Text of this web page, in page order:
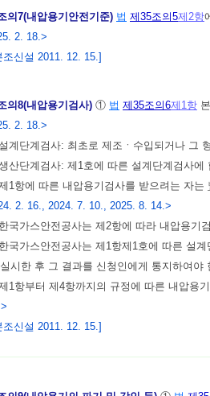
의7(내압용기안전기준) 법 제35조의5제2항
2. 18.>
조신설 2011. 12. 15.]
의8(내압용기검사) ① 법 제35조의6제1항
2. 18.>
계단계검사: 최초로 제조ㆍ수입되거나 그
산단계검사: 제1호에 따른 설계단계검사
1항에 따른 내압용기검사를 받으려는 자는
2. 16., 2024. 7. 10., 2025. 8. 14.>
국가스안전공사는 제2항에 따라 내압용기
국가스안전공사는 제1항제1호에 따른 설
시한 후 그 결과를 신청인에게 통지하여야
1항부터 제4항까지의 규정에 따른 내압용
조신설 2011. 12. 15.]